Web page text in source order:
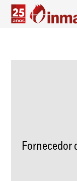
Fornecedor